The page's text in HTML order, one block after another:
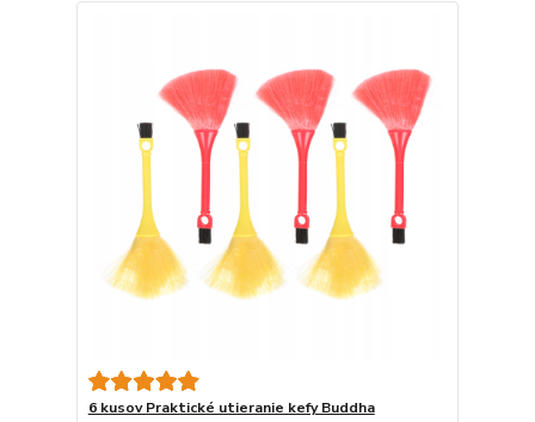
6 kusov Praktické utieranie kefy Buddha